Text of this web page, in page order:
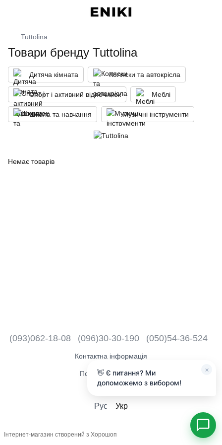
Tuttolina
Товари бренду Tuttolina
Дитяча кімната Коляски та автокрісла
Спорт і активний відпочинок Меблі
Школа та навчання Музичні інструменти
Немає товарів
(093)062-18-08 (096)30-30-190 (050)54-36-524
Контактна інформація
Повна версія сайту
Рус Укр
Інтернет-магазин створений з Хорошоп
×
👋 Є питання? Ми
допоможемо з вибором!